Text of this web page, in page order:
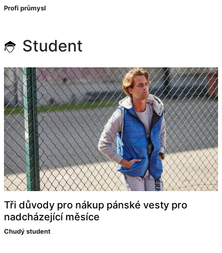
Profi průmysl
Student
Tři důvody pro nákup pánské vesty pro
nadcházející měsíce
Chudý student